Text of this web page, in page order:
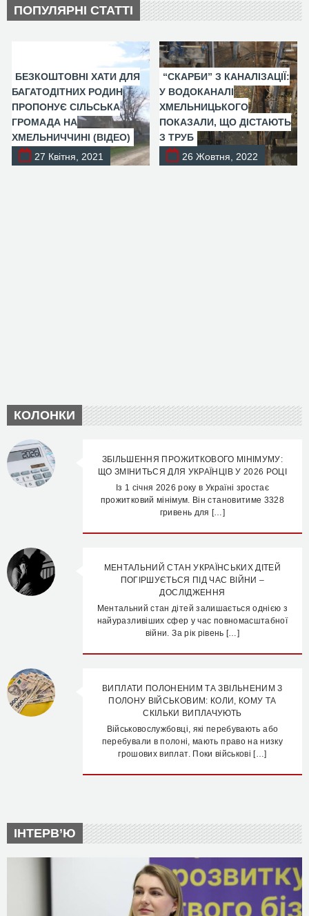
ПОПУЛЯРНІ СТАТТІ
БЕЗКОШТОВНІ ХАТИ ДЛЯ
БАГАТОДІТНИХ РОДИН
ПРОПОНУЄ СІЛЬСЬКА
ГРОМАДА НА
ХМЕЛЬНИЧЧИНІ (ВІДЕО)
27 Квітня, 2021
“СКАРБИ” З КАНАЛІЗАЦІЇ:
У ВОДОКАНАЛІ
ХМЕЛЬНИЦЬКОГО
ПОКАЗАЛИ, ЩО ДІСТАЮТЬ
З ТРУБ
26 Жовтня, 2022
КОЛОНКИ
ЗБІЛЬШЕННЯ ПРОЖИТКОВОГО МІНІМУМУ:
ЩО ЗМІНИТЬСЯ ДЛЯ УКРАЇНЦІВ У 2026 РОЦІ
Із 1 січня 2026 року в Україні зростає
прожитковий мінімум. Він становитиме 3328
гривень для […]
МЕНТАЛЬНИЙ СТАН УКРАЇНСЬКИХ ДІТЕЙ
ПОГІРШУЄТЬСЯ ПІД ЧАС ВІЙНИ –
ДОСЛІДЖЕННЯ
Ментальний стан дітей залишається однією з
найуразливіших сфер у час повномасштабної
війни. За рік рівень […]
ВИПЛАТИ ПОЛОНЕНИМ ТА ЗВІЛЬНЕНИМ З
ПОЛОНУ ВІЙСЬКОВИМ: КОЛИ, КОМУ ТА
СКІЛЬКИ ВИПЛАЧУЮТЬ
Військовослужбовці, які перебувають або
перебували в полоні, мають право на низку
грошових виплат. Поки військові […]
ІНТЕРВ’Ю